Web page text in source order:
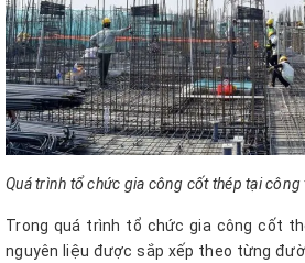
Quá trình tổ chức gia công cốt thép tại
Trong quá trình tổ chức gia công cốt
nguyên liệu được sắp xếp theo từng